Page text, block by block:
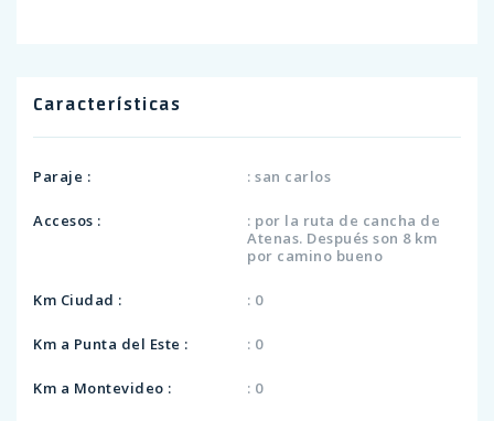
Características
Paraje : : san carlos
Accesos :
: por la ruta de cancha de
Atenas. Después son 8 km
por camino bueno
Km Ciudad : : 0
Km a Punta del Este : : 0
Km a Montevideo : : 0